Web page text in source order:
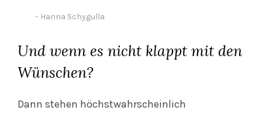
Hanna Schygulla
Und wenn es nicht klappt mit den
Wünschen?
Dann stehen höchstwahrscheinlich